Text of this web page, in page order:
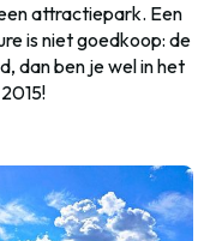
attractiepark. Een
is niet goedkoop: de
dan ben je wel in het